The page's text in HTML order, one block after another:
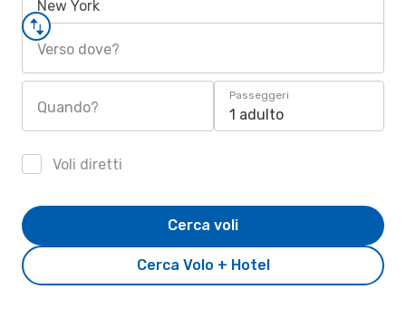
New York
Verso dove?
Quando?
Passeggeri
1 adulto
Voli diretti
Cerca Volo + Hotel
Cerca voli